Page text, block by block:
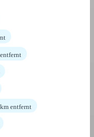
entfernt